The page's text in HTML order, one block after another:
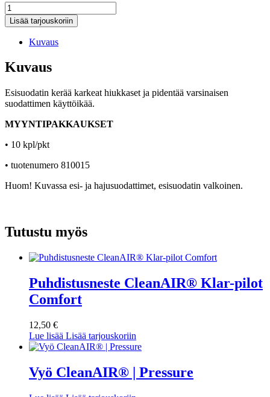
Suodattimen
esisuodatin
|
CleanAIR
EVO
määrä
Lisää tarjouskoriin
Kuvaus
Kuvaus
Esisuodatin kerää karkeat hiukkaset ja pidentää varsinaisen
suodattimen käyttöikää.
MYYNTIPAKKAUKSET
• 10 kpl/pkt
• tuotenumero 810015
Huom! Kuvassa esi- ja hajusuodattimet, esisuodatin valkoinen.
Tutustu myös
Puhdistusneste CleanAIR® Klar-pilot
Comfort
12,50 €
Lue lisää Lisää tarjouskoriin
Vyö CleanAIR® | Pressure